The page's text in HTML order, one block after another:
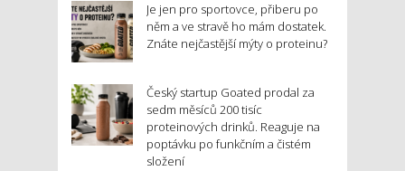
Je jen pro sportovce, přiberu po
něm a ve stravě ho mám dostatek.
Znáte nejčastější mýty o proteinu?
Český startup Goated prodal za
sedm měsíců 200 tisíc
proteinových drinků. Reaguje na
poptávku po funkčním a čistém
složení